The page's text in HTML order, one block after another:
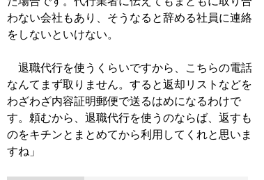
わない会社もあり、そうなると辞める社員に連絡
をしないといけない。
退職代行を使うくらいですから、こちらの電話
なんてまず取りません。すると返却リストなどを
わざわざ内容証明郵便で送るはめになるわけで
す。頼むから、退職代行を使うのならば、返すも
のをキチンとまとめてから利用してくれと思いま
すね」